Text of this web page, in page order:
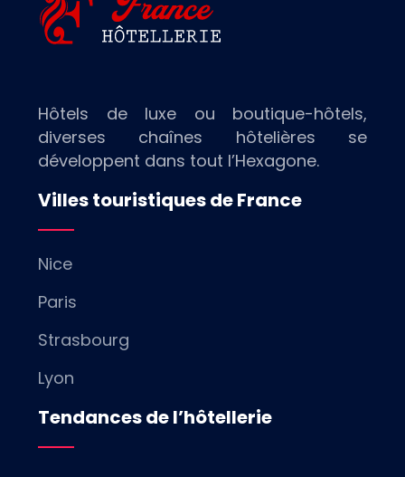
Hôtels de luxe ou boutique-hôtels,
diverses chaînes hôtelières se
développent dans tout l’Hexagone.
Villes touristiques de France
Nice
Paris
Strasbourg
Lyon
Tendances de l’hôtellerie